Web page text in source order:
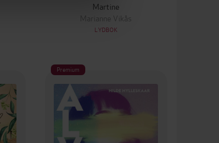
Martine
Marianne Vikås
LYDBOK
Premium